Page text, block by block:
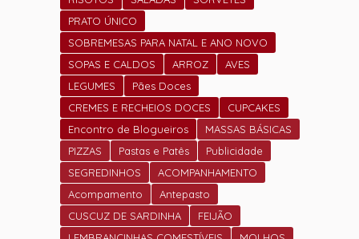
PRATO ÚNICO
SOBREMESAS PARA NATAL E ANO NOVO
SOPAS E CALDOS
ARROZ
AVES
LEGUMES
Pães Doces
CREMES E RECHEIOS DOCES
CUPCAKES
Encontro de Blogueiros
MASSAS BÁSICAS
PIZZAS
Pastas e Patês
Publicidade
SEGREDINHOS
ACOMPANHAMENTO
Acompamento
Antepasto
CUSCUZ DE SARDINHA
FEIJÃO